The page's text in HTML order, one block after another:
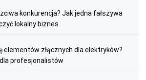
konkurencja? Jak jedna fałszywa
lokalny biznes
elementów złącznych dla elektryków?
profesjonalistów